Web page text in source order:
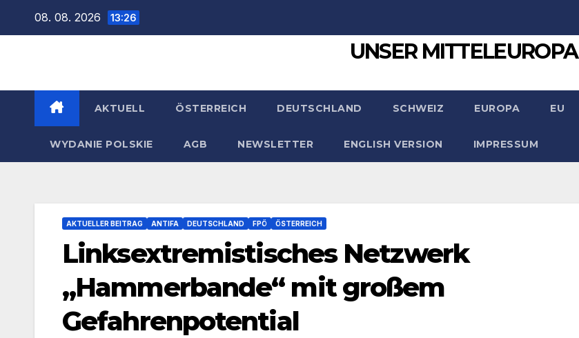
08. 08. 2026 13:26
UNSER MITTELEUROPA
AKTUELL ÖSTERREICH DEUTSCHLAND SCHWEIZ EUROPA EU
WYDANIE POLSKIE AGB NEWSLETTER ENGLISH VERSION IMPRESSUM
AKTUELLER BEITRAG ANTIFA DEUTSCHLAND FPÖ ÖSTERREICH
Linksextremistisches Netzwerk
„Hammerbande“ mit großem
Gefahrenpotential